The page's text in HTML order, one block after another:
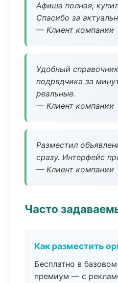
Афиша полная,
Спасибо за
— Клиент компании
Удобный
подрядчика за
реальные.
— Клиент компании
Разместил
сразу. Интерфейс
— Клиент компании
Часто
Как разместить
Бесплатно в
премиум — с